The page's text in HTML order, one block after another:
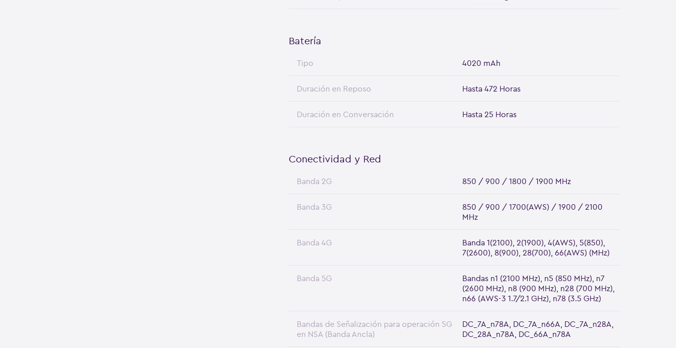
Batería
Tipo 4020 mAh
Duración en Reposo Hasta 472 Horas
Duración en Conversación Hasta 25 Horas
Conectividad y Red
Banda 2G 850 / 900 / 1800 / 1900 MHz
Banda 3G
850 / 900 / 1700(AWS) / 1900 / 2100
MHz
Banda 4G
Banda 1(2100), 2(1900), 4(AWS), 5(850),
7(2600), 8(900), 28(700), 66(AWS) (MHz)
Banda 5G
Bandas n1 (2100 MHz), n5 (850 MHz), n7
(2600 MHz), n8 (900 MHz), n28 (700 MHz),
n66 (AWS-3 1.7/2.1 GHz), n78 (3.5 GHz)
Bandas de Señalización para operación 5G
en NSA (Banda Ancla)
DC_7A_n78A, DC_7A_n66A, DC_7A_n28A,
DC_28A_n78A, DC_66A_n78A